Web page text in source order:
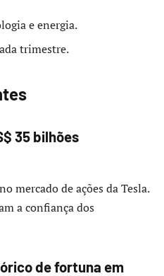
e energia.
trimestre.
35 bilhões
mercado de ações da Tesla.
a confiança dos
de fortuna em